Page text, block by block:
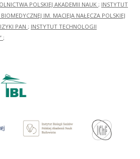
POLSKIEJ AKADEMII NAUK ; INSTYTUT
IM. MACIEJA NAŁĘCZA POLSKIEJ
PAN ; INSTYTUT TECHNOLOGII
;